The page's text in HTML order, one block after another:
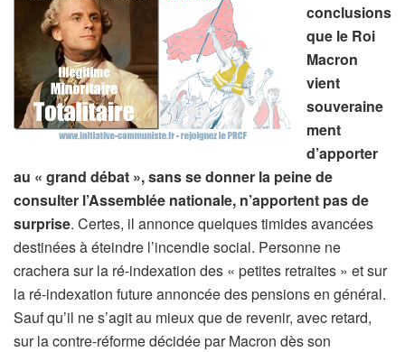
conclusions
que le Roi
Macron
vient
souveraine
ment
d’apporter
au « grand débat », sans se donner la peine de
consulter l’Assemblée nationale, n’apportent pas de
surprise. Certes, il annonce quelques timides avancées
destinées à éteindre l’incendie social. Personne ne
crachera sur la ré-indexation des « petites retraites » et sur
la ré-indexation future annoncée des pensions en général.
Sauf qu’il ne s’agit au mieux que de revenir, avec retard,
sur la contre-réforme décidée par Macron dès son